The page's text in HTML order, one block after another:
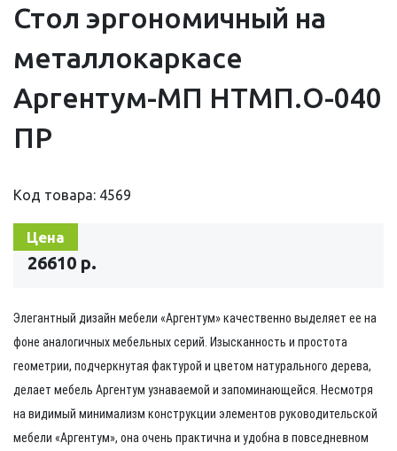
Стол эргономичный на
металлокаркасе
Аргентум-МП НТМП.О-040
ПР
Код товара: 4569
Цена
26610 р.
Элегантный дизайн мебели «Аргентум»качественно выделяет ее на
фоне аналогичных мебельных серий. Изысканность и простота
геометрии, подчеркнутая фактурой и цветом натурального дерева,
делает мебель Аргентум узнаваемой и запоминающейся. Несмотря
на видимый минимализм конструкции элементов руководительской
мебели «Аргентум», она очень практична и удобна в повседневном